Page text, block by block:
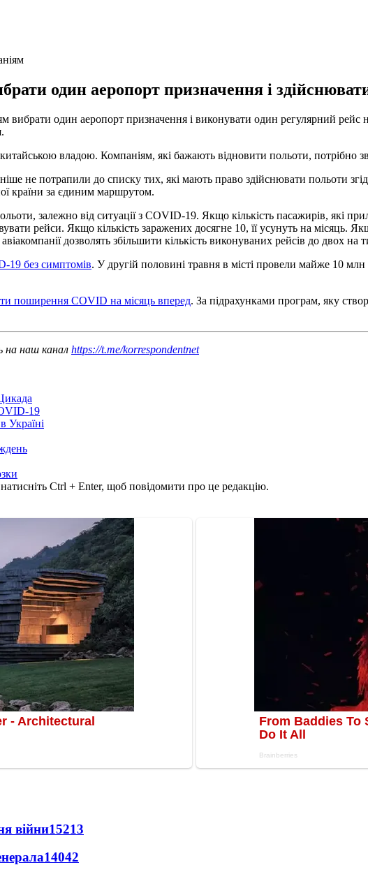
один аеропорт призначення і
вибрати один аеропорт призначення і виконувати один регулярний
владою. Компаніям, які бажають відновити польоти, потрібно
не потрапили до списку тих, які мають право здійснювати польоти
країни за єдиним маршрутом.
залежно від ситуації з COVID-19. Якщо кількість пасажирів, які
рейси. Якщо кількість заражених досягне 10, її усунуть на місяць.
дозволять збільшити кількість виконуваних рейсів до двох на
19 без симптомів. У другій половині травня в місті провели майже 10 млн
поширення COVID на місяць вперед. За підрахунками програм, яку
на наш канал https://t.me/korrespondentnet
19
Україні
Ctrl + Enter, щоб повідомити про це редакцію.
війни15213
14042